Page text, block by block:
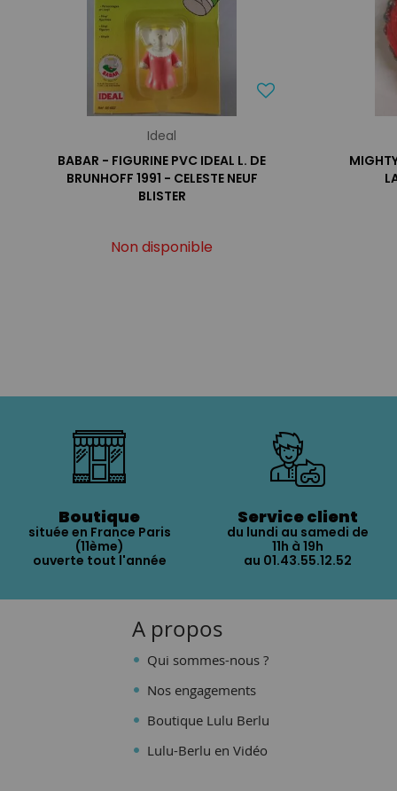
Ideal
BABAR - FIGURINE PVC IDEAL L. DE
BRUNHOFF 1991 - CELESTE NEUF
BLISTER
Non disponible
Boutique
située en France Paris
(11ème)
ouverte tout l'année
Service client
du lundi au samedi de
11h à 19h
au 01.43.55.12.52
A propos
Qui sommes-nous ?
Nos engagements
Boutique Lulu Berlu
Lulu-Berlu en Vidéo